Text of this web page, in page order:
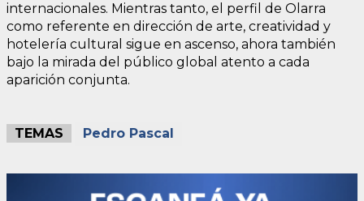
internacionales. Mientras tanto, el perfil de Olarra
como referente en dirección de arte, creatividad y
hotelería cultural sigue en ascenso, ahora también
bajo la mirada del público global atento a cada
aparición conjunta.
TEMAS Pedro Pascal